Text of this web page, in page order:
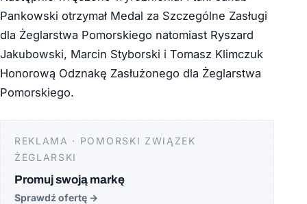
Pankowski otrzymał Medal za Szczególne Zasługi
dla Żeglarstwa Pomorskiego natomiast Ryszard
Jakubowski, Marcin Styborski i Tomasz Klimczuk
Honorową Odznakę Zasłużonego dla Żeglarstwa
Pomorskiego.
REKLAMA · POMORSKI ZWIĄZEK
ŻEGLARSKI
Promuj swoją markę
Sprawdź ofertę →